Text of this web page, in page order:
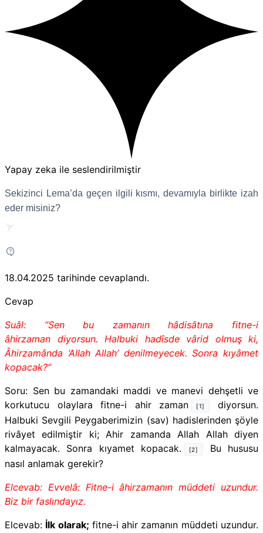
Yapay zeka ile seslendirilmiştir
Sekizinci Lema’da geçen ilgili kısmı, devamıyla birlikte izah
eder misiniz?
18.04.2025 tarihinde cevaplandı.
Cevap
Suâl: “Sen bu zamanın hâdisâtına fitne-i
âhirzaman diyorsun. Halbuki hadîsde vârid olmuş ki,
Âhirzamânda ‘Allah Allah’ denilmeyecek. Sonra kıyâmet
kopacak?”
Soru: Sen bu zamandaki maddi ve manevi dehşetli ve
korkutucu olaylara fitne-i ahir zaman
[1]
diyorsun.
Halbuki Sevgili Peygaberimizin (sav) hadislerinden şöyle
rivâyet edilmiştir ki; Ahir zamanda Allah Allah diyen
kalmayacak. Sonra kıyamet kopacak.
[2]
Bu hususu
nasıl anlamak gerekir?
Elcevab: Evvelâ: Fitne-i âhirzamanın müddeti uzundur.
Biz bir faslındayız.
Elcevab: İlk olarak; fitne-i ahir zamanın müddeti uzundur.